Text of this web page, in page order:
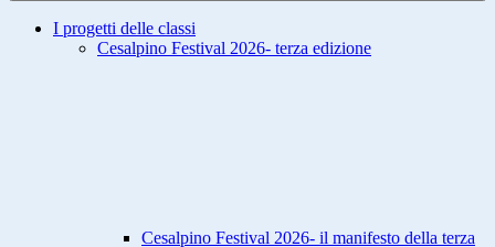
I progetti delle classi
Cesalpino Festival 2026- terza edizione
Cesalpino Festival 2026- il manifesto della terza